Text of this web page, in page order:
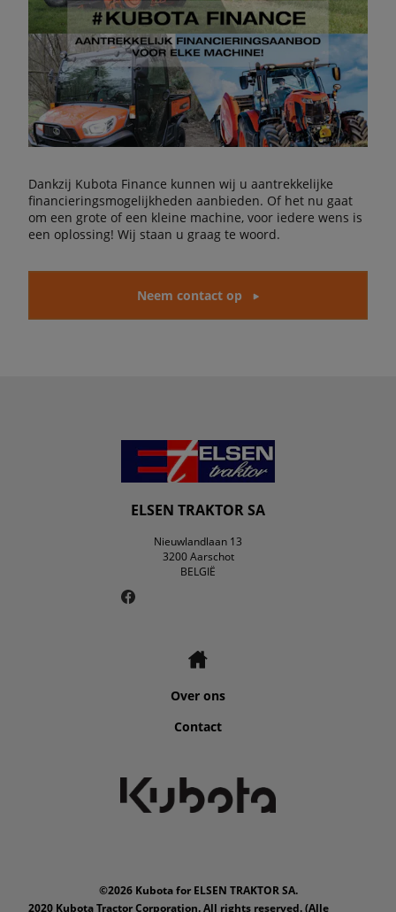
Dankzij Kubota Finance kunnen wij u aantrekkelijke
financieringsmogelijkheden aanbieden. Of het nu gaat
om een grote of een kleine machine, voor iedere wens is
een oplossing! Wij staan u graag te woord.
Neem contact op
ELSEN TRAKTOR SA
Nieuwlandlaan 13
3200 Aarschot
BELGIË
Over ons
Contact
©2026 Kubota for ELSEN TRAKTOR SA.
2020 Kubota Tractor Corporation. All rights reserved. (Alle